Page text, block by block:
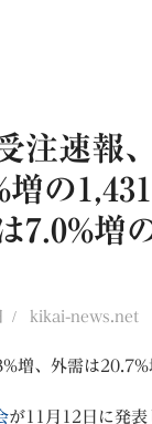
注速報
増の
7.0%増
Author
kikai-news.net
増、外需は20.7%
が11月12日に発